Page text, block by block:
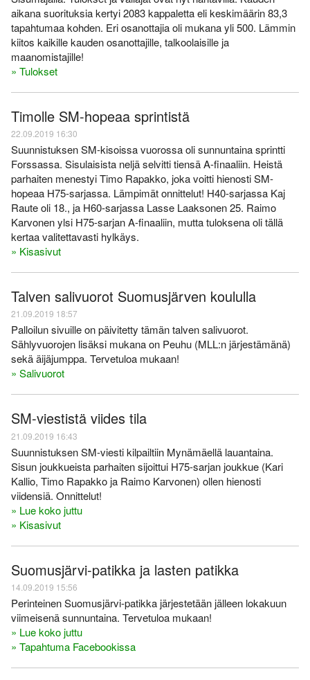
aikana suorituksia kertyi 2083 kappaletta eli keskimäärin 83,3
tapahtumaa kohden. Eri osanottajia oli mukana yli 500. Lämmin
kiitos kaikille kauden osanottajille, talkoolaisille ja
maanomistajille!
» Tulokset
Timolle SM-hopeaa sprintistä
22.09.2019 16:30
Suunnistuksen SM-kisoissa vuorossa oli sunnuntaina sprintti
Forssassa. Sisulaisista neljä selvitti tiensä A-finaaliin. Heistä
parhaiten menestyi Timo Rapakko, joka voitti hienosti SM-
hopeaa H75-sarjassa. Lämpimät onnittelut! H40-sarjassa Kaj
Raute oli 18., ja H60-sarjassa Lasse Laaksonen 25. Raimo
Karvonen ylsi H75-sarjan A-finaaliin, mutta tuloksena oli tällä
kertaa valitettavasti hylkäys.
» Kisasivut
Talven salivuorot Suomusjärven koululla
21.09.2019 18:57
Palloilun sivuille on päivitetty tämän talven salivuorot.
Sählyvuorojen lisäksi mukana on Peuhu (MLL:n järjestämänä)
sekä äijäjumppa. Tervetuloa mukaan!
» Salivuorot
SM-viestistä viides tila
21.09.2019 16:43
Suunnistuksen SM-viesti kilpailtiin Mynämäellä lauantaina.
Sisun joukkueista parhaiten sijoittui H75-sarjan joukkue (Kari
Kallio, Timo Rapakko ja Raimo Karvonen) ollen hienosti
viidensiä. Onnittelut!
» Lue koko juttu
» Kisasivut
Suomusjärvi-patikka ja lasten patikka
14.09.2019 15:56
Perinteinen Suomusjärvi-patikka järjestetään jälleen lokakuun
viimeisenä sunnuntaina. Tervetuloa mukaan!
» Lue koko juttu
» Tapahtuma Facebookissa